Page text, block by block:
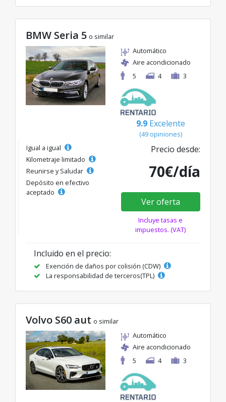
BMW Seria 5 o similar
Automático
Aire acondicionado
5
4 3
9.9 Excelente
(49 opiniones)
Igual a igual
Kilometraje limitado
Reunirse y Saludar
Depósito en efectivo
aceptado
Precio desde:
70€/día
Ver oferta
Incluye tasas e
impuestos. (VAT)
Incluido en el precio:
Exención de daños por colisión (CDW)
La responsabilidad de terceros(TPL)
Volvo S60 aut o similar
Automático
Aire acondicionado
5
4 3